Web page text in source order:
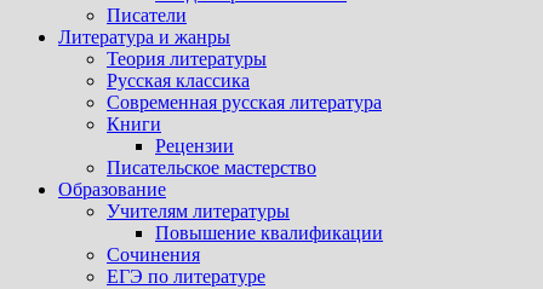
Писатели
Литература и жанры
Теория литературы
Русская классика
Современная русская литература
Книги
Рецензии
Писательское мастерство
Образование
Учителям литературы
Повышение квалификации
Сочинения
ЕГЭ по литературе